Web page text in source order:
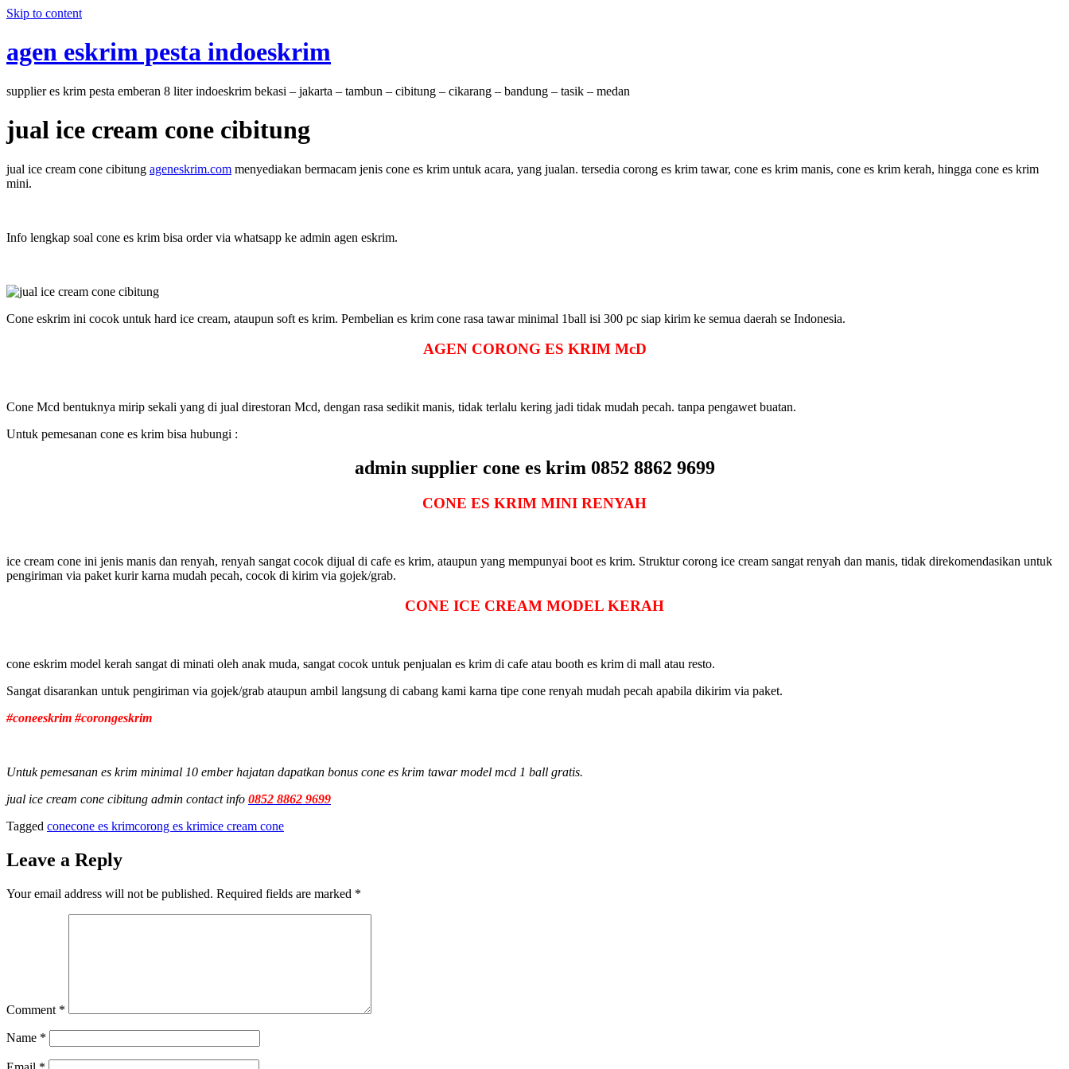
Skip to content
agen eskrim pesta indoeskrim
supplier es krim pesta emberan 8 liter indoeskrim bekasi – jakarta – tambun – cibitung – cikarang – bandung – tasik – medan
jual ice cream cone cibitung
jual ice cream cone cibitung ageneskrim.com menyediakan bermacam jenis cone es krim untuk acara, yang jualan. tersedia corong es krim tawar, cone es krim manis, cone es krim kerah, hingga cone es krim
mini.
Info lengkap soal cone es krim bisa order via whatsapp ke admin agen eskrim.
Cone eskrim ini cocok untuk hard ice cream, ataupun soft es krim. Pembelian es krim cone rasa tawar minimal 1ball isi 300 pc siap kirim ke semua daerah se Indonesia.
AGEN CORONG ES KRIM McD
Cone Mcd bentuknya mirip sekali yang di jual direstoran Mcd, dengan rasa sedikit manis, tidak terlalu kering jadi tidak mudah pecah. tanpa pengawet buatan.
Untuk pemesanan cone es krim bisa hubungi :
admin supplier cone es krim 0852 8862 9699
CONE ES KRIM MINI RENYAH
ice cream cone ini jenis manis dan renyah, renyah sangat cocok dijual di cafe es krim, ataupun yang mempunyai boot es krim. Struktur corong ice cream sangat renyah dan manis, tidak direkomendasikan untuk
pengiriman via paket kurir karna mudah pecah, cocok di kirim via gojek/grab.
CONE ICE CREAM MODEL KERAH
cone eskrim model kerah sangat di minati oleh anak muda, sangat cocok untuk penjualan es krim di cafe atau booth es krim di mall atau resto.
Sangat disarankan untuk pengiriman via gojek/grab ataupun ambil langsung di cabang kami karna tipe cone renyah mudah pecah apabila dikirim via paket.
#coneeskrim #corongeskrim
Untuk pemesanan es krim minimal 10 ember hajatan dapatkan bonus cone es krim tawar model mcd 1 ball gratis.
jual ice cream cone cibitung admin contact info 0852 8862 9699
Tagged conecone es krimcorong es krimice cream cone
Leave a Reply
Your email address will not be published. Required fields are marked *
Comment *
Name *